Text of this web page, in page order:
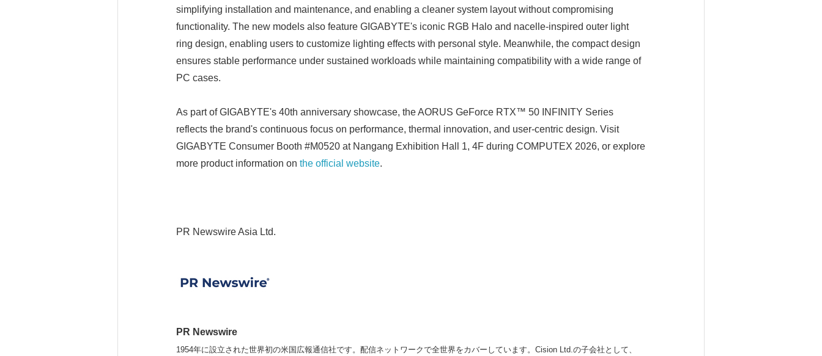
simplifying installation and maintenance, and enabling a cleaner system layout without compromising
functionality. The new models also feature GIGABYTE's iconic RGB Halo and nacelle-inspired outer light
ring design, enabling users to customize lighting effects with personal style. Meanwhile, the compact design
ensures stable performance under sustained workloads while maintaining compatibility with a wide range of
PC cases.
As part of GIGABYTE's 40th anniversary showcase, the AORUS GeForce RTX™ 50 INFINITY Series
reflects the brand's continuous focus on performance, thermal innovation, and user-centric design. Visit
GIGABYTE Consumer Booth #M0520 at Nangang Exhibition Hall 1, 4F during COMPUTEX 2026, or explore
more product information on the official website.
PR Newswire Asia Ltd.
PR Newswire
1954年に設立された世界初の米国広報通信社です。配信ネットワークで全世界をカバーしています。Cision Ltd.の子会社として、